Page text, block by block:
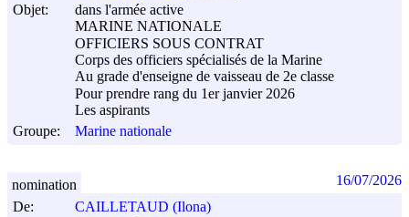
Objet:
dans l'armée active
MARINE NATIONALE
OFFICIERS SOUS CONTRAT
Corps des officiers spécialisés de la Marine
Au grade d'enseigne de vaisseau de 2e classe
Pour prendre rang du 1er janvier 2026
Les aspirants
Groupe:
Marine nationale
De:
CAILLETAUD (Ilona)
nomination 16/07/2026